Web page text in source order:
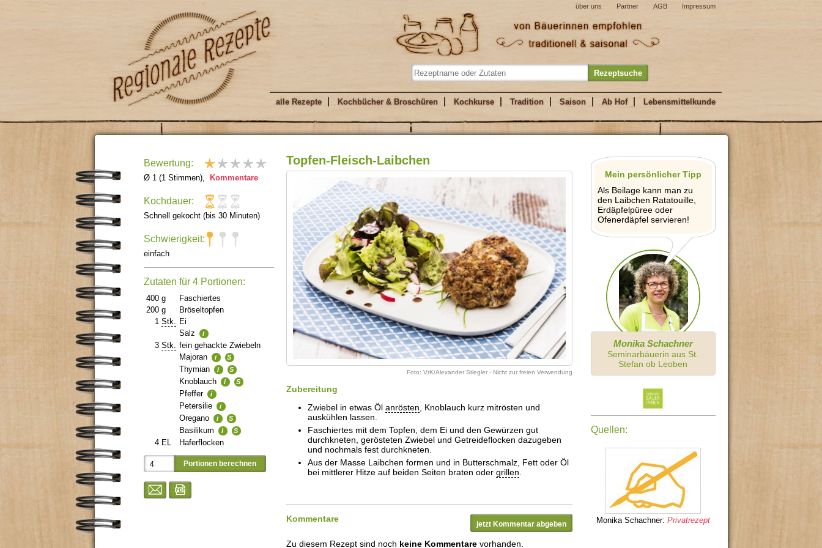
über uns Partner AGB Impressum
alle Rezepte Kochbücher & Broschüren Kochkurse Tradition Saison Ab Hof Lebensmittelkunde
Bewertung:
Ø 1 (1 Stimmen), Kommentare
Kochdauer:
Schnell gekocht (bis 30 Minuten)
Schwierigkeit:
einfach
Zutaten für 4 Portionen:
400 g
Faschiertes
200 g
Bröseltopfen
1 Stk.
Ei
Salz
i
3 Stk.
fein gehackte Zwiebeln
Majoran
i S
Thymian i S
Knoblauch i S
Pfeffer i
Petersilie i
Oregano i S
Basilikum i S
4 EL Haferflocken
Topfen-Fleisch-Laibchen
Foto: VrK/Alexander Stiegler - Nicht zur freien Verwendung
Zubereitung
Zwiebel in etwas Ölanrösten, Knoblauch kurz mitrösten und
auskühlen lassen.
Faschiertes mit dem Topfen, dem Ei und den Gewürzen gut
durchkneten, gerösteten Zwiebel und Getreideflocken dazugeben
und nochmals fest durchkneten.
Aus der Masse Laibchen formen und in Butterschmalz, Fett oder Öl
bei mittlerer Hitze auf beiden Seiten braten odergrillen.
jetzt Kommentar abgeben
Kommentare
Zu diesem Rezept sind noch keine Kommentare vorhanden.
Mein persönlicher Tipp
Als Beilage kann man zu
den Laibchen Ratatouille,
Erdäpfelpüree oder
Ofenerdäpfel servieren!
Monika Schachner
Seminarbäuerin aus St.
Stefan ob Leoben
Quellen:
Monika Schachner: Privatrezept